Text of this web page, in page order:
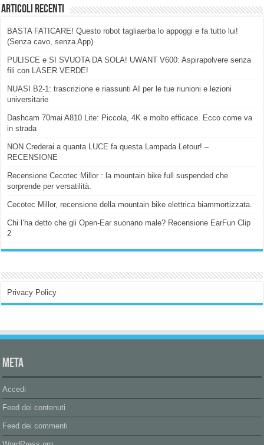
Articoli Recenti
BASTA FATICARE! Questo robot tagliaerba lo appoggi e fa tutto lui!
(Senza cavo, senza App)
PULISCE e SI SVUOTA DA SOLA! UWANT V600: Aspirapolvere senza
fili con LASER VERDE!
NUASI B2-1: trascrizione e riassunti AI per le tue riunioni e lezioni
universitarie
Dashcam 70mai A810 Lite: Piccola, 4K e molto efficace. Ecco come va
in strada
NON Crederai a quanta LUCE fa questa Lampada Letour! –
RECENSIONE
Recensione Cecotec Millor : la mountain bike full suspended che
sorprende per versatilità.
Cecotec Millor, recensione della mountain bike elettrica biammortizzata.
Chi l’ha detto che gli Open-Ear suonano male? Recensione EarFun Clip
2
Privacy Policy
Meta
Accedi
Feed dei contenuti
Feed dei commenti